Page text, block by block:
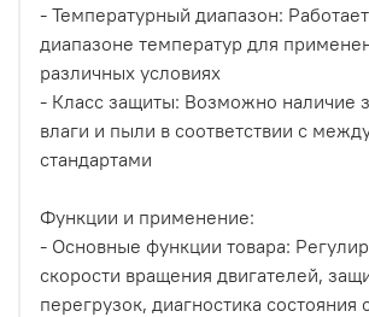
- Температурный диапазон:
диапазоне температур для
различных условиях
- Класс защиты: Возможно наличие
влаги и пыли в соответствии с
стандартами
Функции и применение:
- Основные функции товара:
скорости вращения двигателей,
перегрузок, диагностика состояния